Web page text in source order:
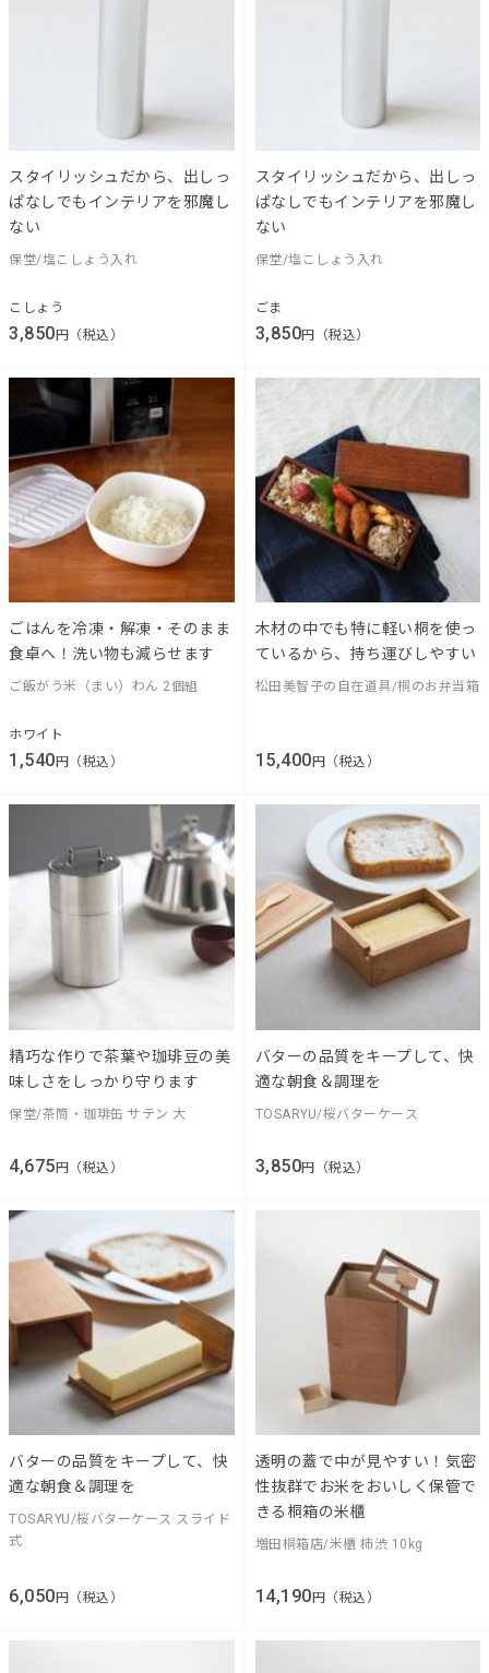
スタイリッシュだから、出しっ
ぱなしでもインテリアを邪魔し
ない
保堂/塩こしょう入れ
こしょう
3,850円（税込）
スタイリッシュだから、出しっ
ぱなしでもインテリアを邪魔し
ない
保堂/塩こしょう入れ
ごま
3,850円（税込）
ごはんを冷凍・解凍・そのまま
食卓へ！洗い物も減らせます
ご飯がう米（まい）わん 2個組
ホワイト
1,540 円（税込）
木材の中でも特に軽い桐を使っ
ているから、持ち運びしやすい
松田美智子の自在道具/桐のお弁当箱
15,400 円（税込）
精巧な作りで茶葉や珈琲豆の美
味しさをしっかり守ります
保堂/茶筒・珈琲缶 サテン 大
4,675円（税込）
バターの品質をキープして、快
適な朝食＆調理を
TOSARYU/桜バターケース
3,850円（税込）
バターの品質をキープして、快
適な朝食＆調理を
TOSARYU/桜バターケース スライド
式
6,050 円（税込）
透明の蓋で中が見やすい！気密
性抜群でお米をおいしく保管で
きる桐箱の米櫃
増田桐箱店/米櫃 柿渋 10kg
14,190 円（税込）